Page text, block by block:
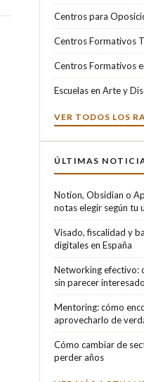
Centros para
Centros Formativos
Centros Formativos
Escuelas en Arte y
VER TODOS LOS
ÚLTIMAS
Notion, Obsidian o
notas elegir según tu
Visado, fiscalidad y
digitales en España
Networking efectivo:
sin parecer interesado
Mentoring: cómo
aprovecharlo de
Cómo cambiar de
perder años